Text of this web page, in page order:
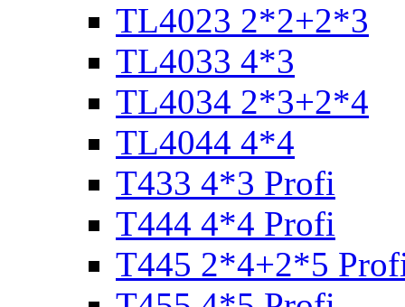
TL4023 2*2+2*3
TL4033 4*3
TL4034 2*3+2*4
TL4044 4*4
T433 4*3 Profi
T444 4*4 Profi
T445 2*4+2*5